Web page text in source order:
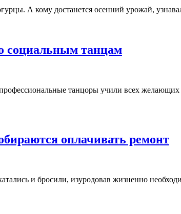
А кому достанется осенний урожай,
социальным танцам
танцоры учили всех желающих
оплачивать ремонт
и бросили, изуродовав жизненно